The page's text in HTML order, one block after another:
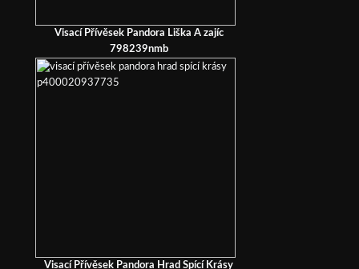
Visací Přívěsek Pandora Liška A zajíc
798239nmb
Visací Přívěsek Pandora Hrad Spící Krásy